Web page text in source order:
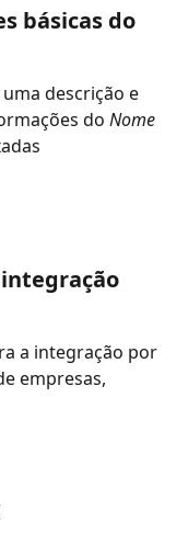
básicas do
descrição e
do Nome
integração
a integração por
empresas,